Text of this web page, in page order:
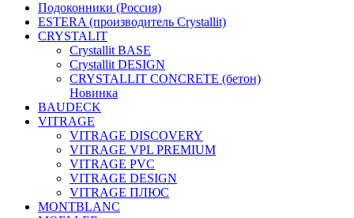
Подоконники (Россия)
ESTERA (производитель Crystallit)
CRYSTALIT
Crystallit BASE
Crystallit DESIGN
CRYSTALLIT CONCRETE (бетон)
Новинка
BAUDECK
VITRAGE
VITRAGE DISCOVERY
VITRAGE VPL PREMIUM
VITRAGE PVC
VITRAGE DESIGN
VITRAGE ПЛЮС
MONTBLANC